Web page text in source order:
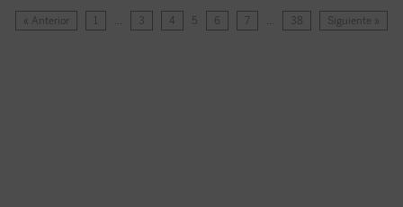
« Anterior 1 … 3 4 5 6 7 … 38 Siguiente »